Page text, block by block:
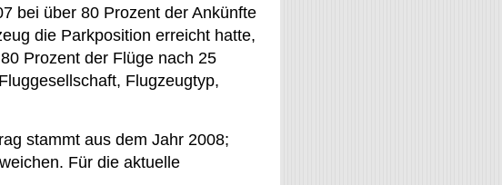
bei über 80 Prozent der Ankünfte
die Parkposition erreicht hatte,
Prozent der Flüge nach 25
Flugzeugtyp,
stammt aus dem Jahr 2008;
Für die aktuelle